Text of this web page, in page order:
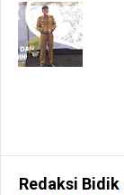
Redaksi Bidik